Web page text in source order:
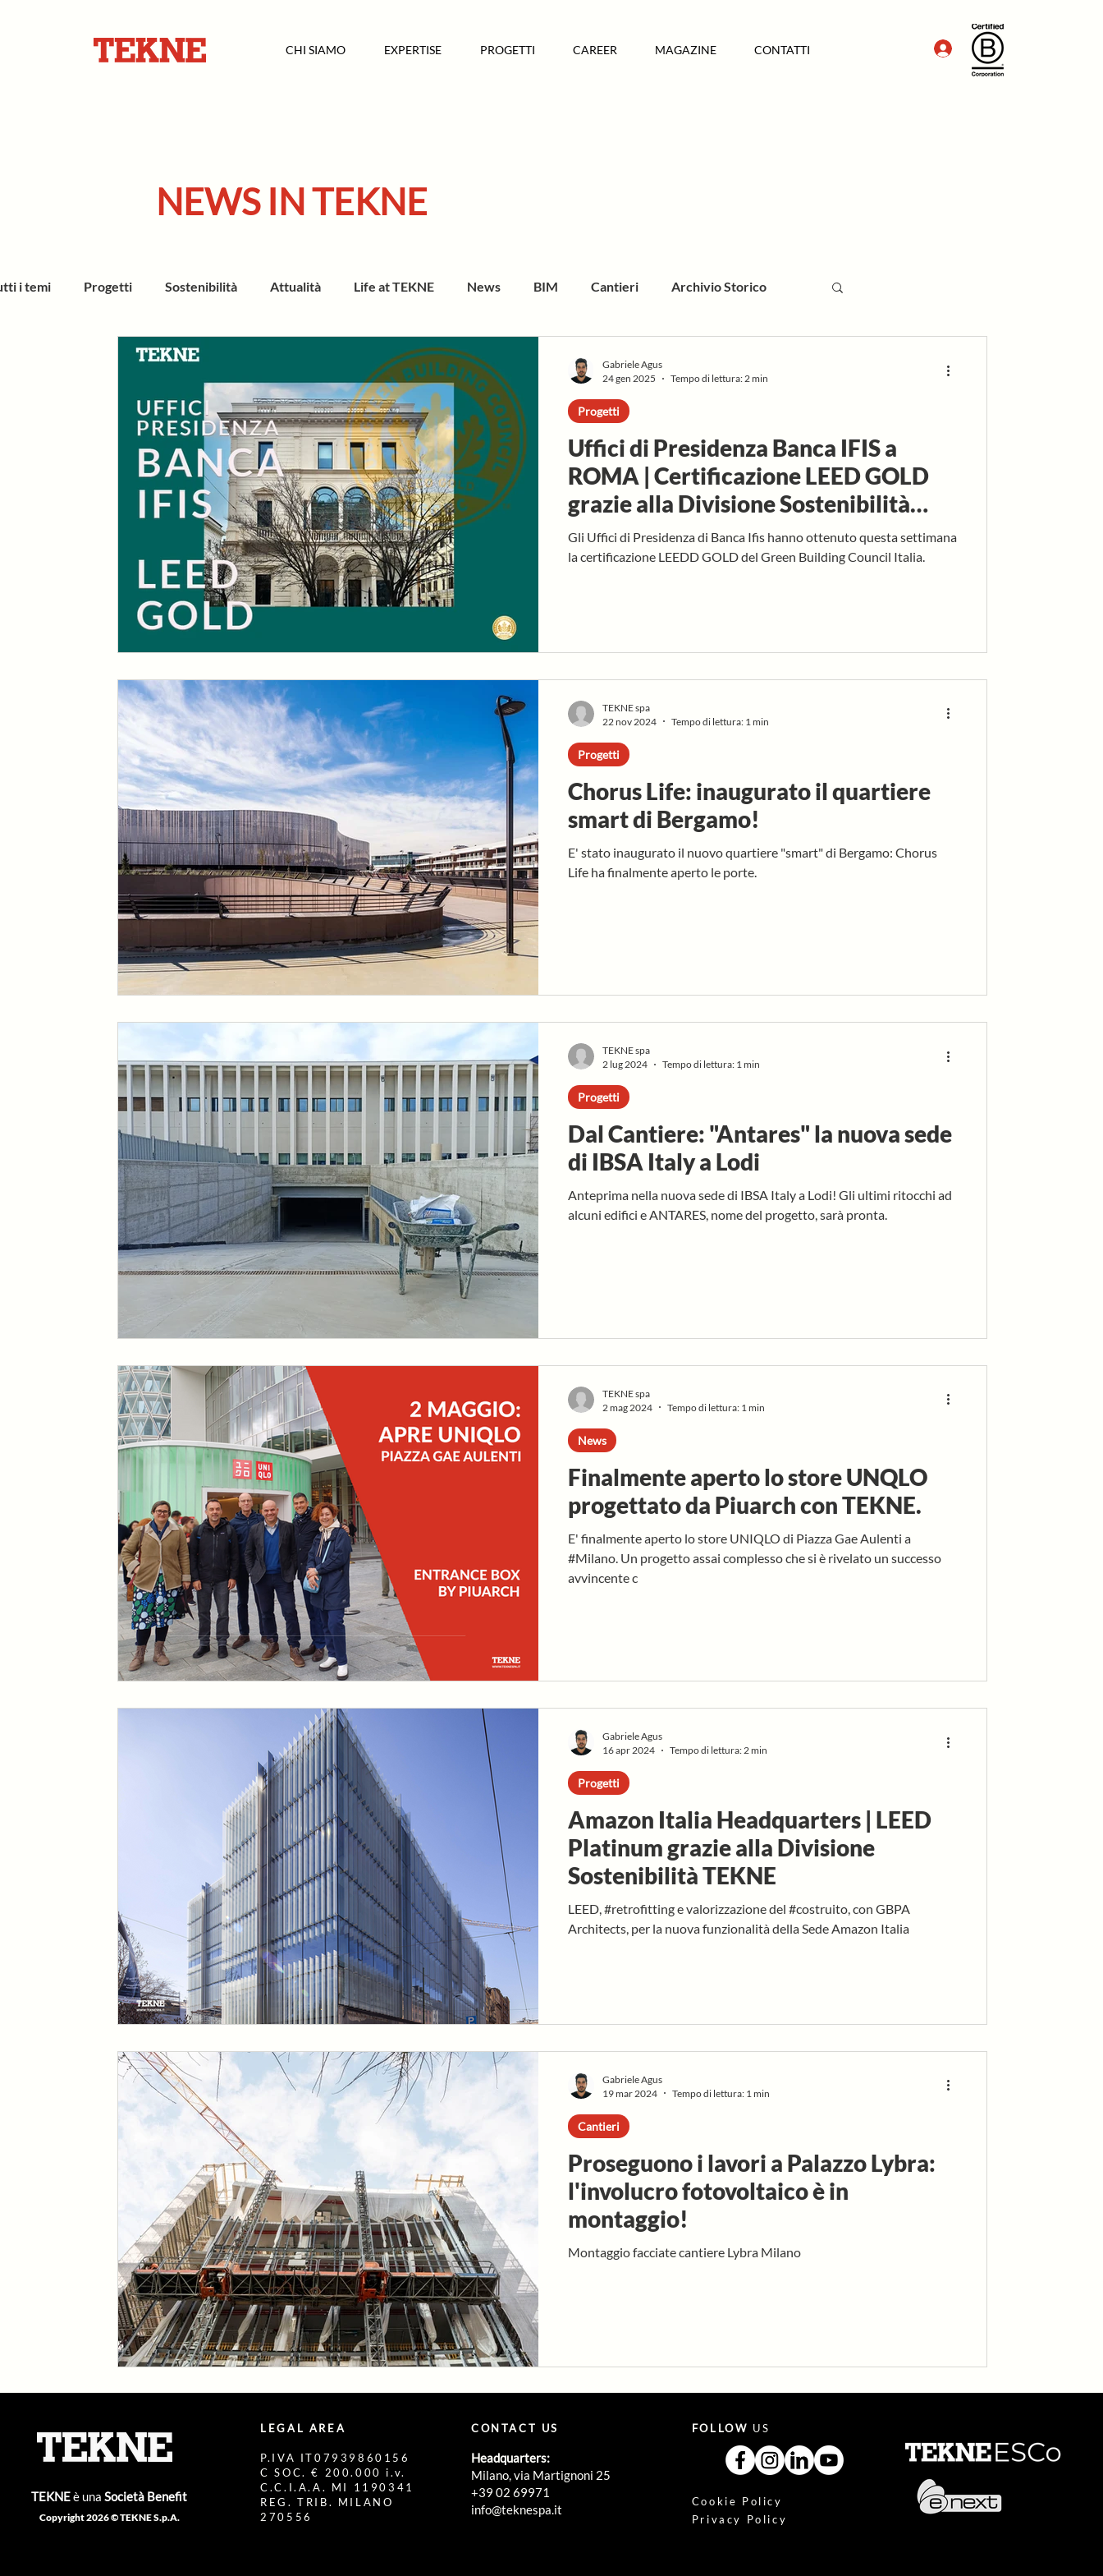
CHI SIAMO EXPERTISE PROGETTI CAREER MAGAZINE CONTATTI
NEWS IN TEKNE
i temi Progetti Sostenibilità Attualità Life at TEKNE News BIM Cantieri Archivio Storico
Uffici di Presidenza Banca IFIS a
ROMA | Certificazione LEED GOLD
grazie alla Divisione Sostenibilità
TEKNE
Gli Uffici di Presidenza di Banca Ifis hanno ottenuto questa settimana
la certificazione LEEDD GOLD del Green Building Council Italia.
Progetti
Gabriele Agus
24 gen 2025
Tempo di lettura: 2 min
Chorus Life: inaugurato il quartiere
smart di Bergamo!
E' stato inaugurato il nuovo quartiere "smart" di Bergamo: Chorus
Life ha finalmente aperto le porte.
Progetti
TEKNE spa
22 nov 2024
Tempo di lettura: 1 min
Dal Cantiere: "Antares" la nuova sede
di IBSA Italy a Lodi
Anteprima nella nuova sede di IBSA Italy a Lodi! Gli ultimi ritocchi ad
alcuni edifici e ANTARES, nome del progetto, sarà pronta.
Progetti
TEKNE spa
2 lug 2024
Tempo di lettura: 1 min
Finalmente aperto lo store UNQLO
progettato da Piuarch con TEKNE.
E' finalmente aperto lo store UNIQLO di Piazza Gae Aulenti a
#Milano. Un progetto assai complesso che si è rivelato un successo
avvincente c
News
TEKNE spa
2 mag 2024
Tempo di lettura: 1 min
Amazon Italia Headquarters | LEED
Platinum grazie alla Divisione
Sostenibilità TEKNE
LEED, #retrofitting e valorizzazione del #costruito, con GBPA
Architects, per la nuova funzionalità della Sede Amazon Italia
Progetti
Gabriele Agus
16 apr 2024
Tempo di lettura: 2 min
Proseguono i lavori a Palazzo Lybra:
l'involucro fotovoltaico è in
montaggio!
Montaggio facciate cantiere Lybra Milano
Cantieri
Gabriele Agus
19 mar 2024
Tempo di lettura: 1 min
TEKNEè una Società Benefit
Copyright 2026 © TEKNE S.p.A.
LEGAL AREA
P.IVA IT07939860156
C SOC. € 200.000 i.v.
C.C.I.A.A. MI 1190341
REG. TRIB. MILANO
270556
CONTACT US
Headquarters:
Milano, via Martignoni 25
+39 02 69971
info@teknespa.it
FOLLOW US
Cookie Policy
Privacy Policy